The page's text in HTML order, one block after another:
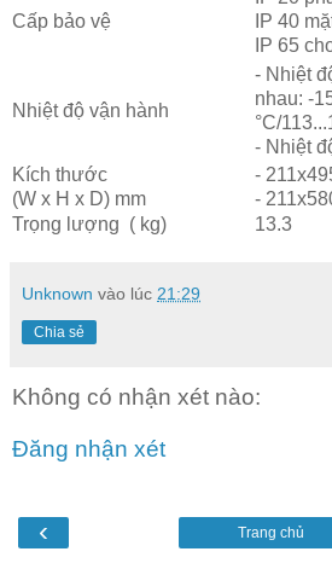
Cấp bảo vệ
IP 40
IP 65
Nhiệt độ vận hành
- Nhiệt
nhau: -
°C/
- Nhiệt
Kích thước
(W x H x D) mm
-
-
Trọng lượng ( kg) 13.3
Unknown vào lúc 21:29
Chia sẻ
Không có nhận xét nào:
Đăng nhận xét
‹ Trang chủ